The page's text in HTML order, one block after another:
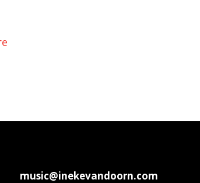
music@inekevandoorn.com